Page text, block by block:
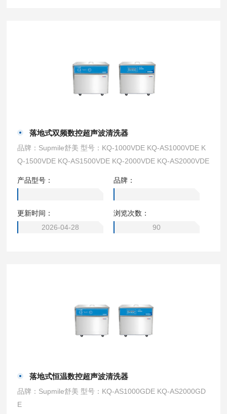
落地式双频数控超声波清洗器
品牌：Supmile舒美 型号：KQ-1000VDE KQ-AS1000VDE K
Q-1500VDE KQ-AS1500VDE KQ-2000VDE KQ-AS2000VDE
产品型号： 品牌：
更新时间：
2026-04-28
浏览次数：
90
落地式恒温数控超声波清洗器
品牌：Supmile舒美 型号：KQ-AS1000GDE KQ-AS2000GD
E